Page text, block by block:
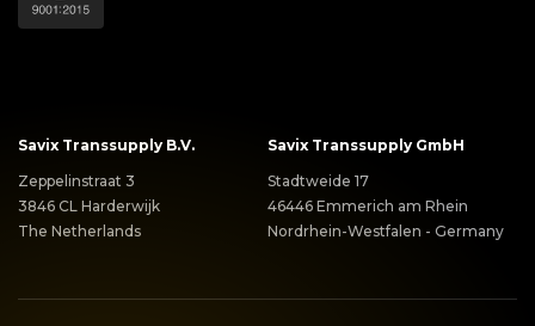
Savix Transsupply B.V.
Zeppelinstraat 3
3846 CL Harderwijk
The Netherlands
Savix Transsupply GmbH
Stadtweide 17
46446 Emmerich am Rhein
Nordrhein-Westfalen - Germany